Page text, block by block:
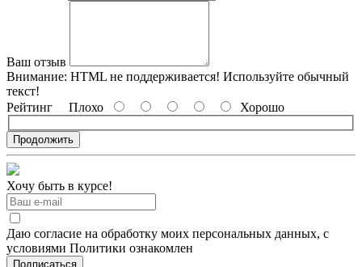
Ваш отзыв
Внимание: HTML не поддерживается! Используйте обычный
текст!
Рейтинг Плохо Хорошо
Продолжить
Хочу быть в курсе!
Даю согласие на обработку моих персональных данных, с
условиями Политики ознакомлен